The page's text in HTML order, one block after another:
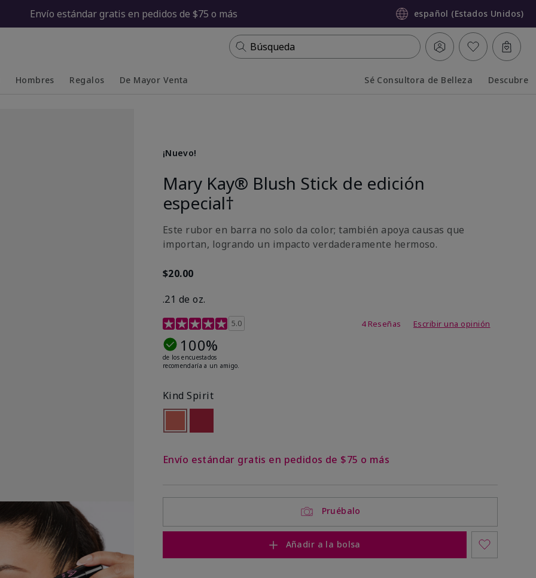
Envío estándar gratis en pedidos de $75 o más español (Estados Unidos)
Búsqueda
Hombres Regalos De Mayor Venta Sé Consultora de Belleza Descubre
¡Nuevo!
Mary Kay® Blush Stick de edición
especial†
Este rubor en barra no solo da color; también apoya causas que
importan, logrando un impacto verdaderamente hermoso.
$20.00
.21 de oz.
Calificación de clientes de 3,1 de 5
5.0 4 Reseñas Escribir una opinión
100%
de los encuestados
recomendaría a un amigo.
Kind Spirit
Envío estándar gratis en pedidos de $75 o más
Pruébalo
Añadir a la bolsa